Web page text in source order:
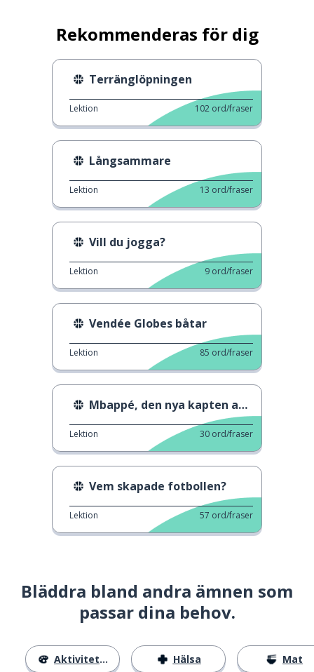
Rekommenderas för dig
Terränglöpningen
Lektion 102 ord/fraser
Långsammare
Lektion 13 ord/fraser
Vill du jogga?
Lektion 9 ord/fraser
Vendée Globes båtar
Lektion 85 ord/fraser
Mbappé, den nya kapten av Frankrike
Lektion 30 ord/fraser
Vem skapade fotbollen?
Lektion 57 ord/fraser
Bläddra bland andra ämnen som
passar dina behov.
Aktiviteter Hälsa Mat